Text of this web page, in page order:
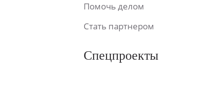
Помочь делом
Стать партнером
Спецпроекты